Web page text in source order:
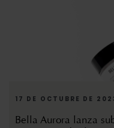
17 DE OCTUBRE DE
Bella Aurora lanza